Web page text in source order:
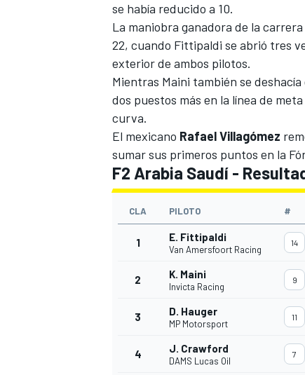
se había reducido a 10.
La maniobra ganadora de la
22, cuando Fittipaldi se abrió tres
exterior de ambos pilotos.
Mientras Maini también se
dos puestos más en la línea de
curva.
El mexicano Rafael Villagómez
sumar sus primeros puntos en la
F2 Arabia Saudí -
CLA PILOTO #
1 E. Fittipaldi
Van Amersfoort Racing
14
2 K. Maini
Invicta Racing
9
3 D. Hauger
MP Motorsport
11
4 J. Crawford
DAMS Lucas Oil
7